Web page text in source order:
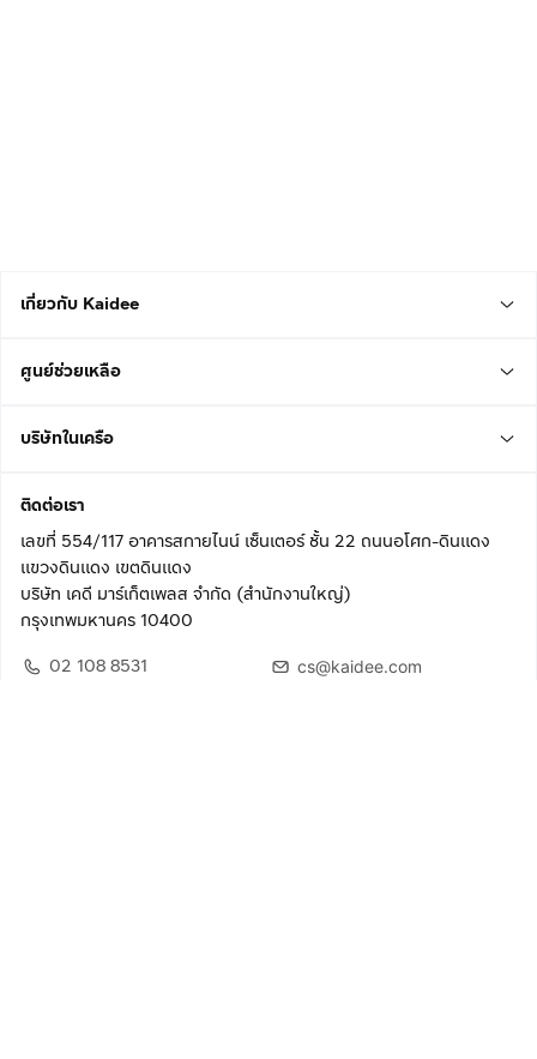
เกี่ยวกับ Kaidee
ศูนย์ช่วยเหลือ
บริษัทในเครือ
ติดต่อเรา
เลขที่ 554/117 อาคารสกายไนน์ เซ็นเตอร์ ชั้น 22 ถนนอโศก-ดินแดง
แขวงดินแดง เขตดินแดง
บริษัท เคดี มาร์เก็ตเพลส จำกัด (สำนักงานใหญ่)
กรุงเทพมหานคร 10400
02 108 8531
cs@kaidee.com